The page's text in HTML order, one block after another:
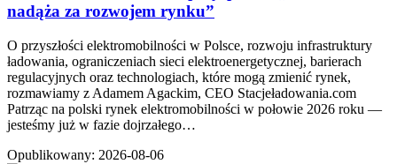
nadąża za rozwojem rynku”
O przyszłości elektromobilności w Polsce, rozwoju infrastruktury
ładowania, ograniczeniach sieci elektroenergetycznej, barierach
regulacyjnych oraz technologiach, które mogą zmienić rynek,
rozmawiamy z Adamem Agackim, CEO Stacjeładowania.com
Patrząc na polski rynek elektromobilności w połowie 2026 roku —
jesteśmy już w fazie dojrzałego…
Opublikowany: 2026-08-06